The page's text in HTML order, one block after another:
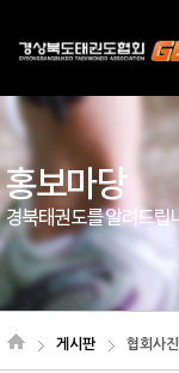
게시판 협회사진